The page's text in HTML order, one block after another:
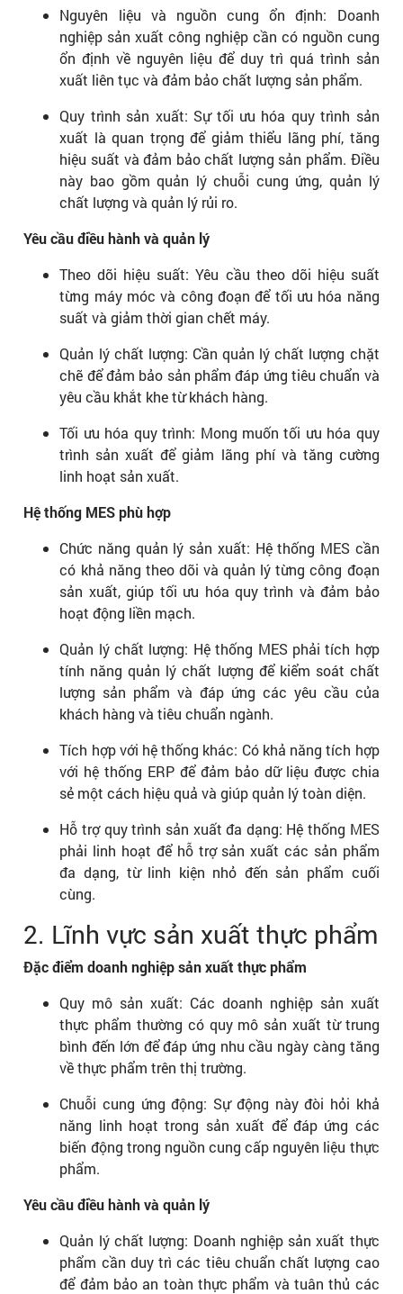
Nguyên liệu và nguồn cung ổn định: Doanh
nghiệp sản xuất công nghiệp cần có nguồn cung
ổn định về nguyên liệu để duy trì quá trình sản
xuất liên tục và đảm bảo chất lượng sản phẩm.
Quy trình sản xuất: Sự tối ưu hóa quy trình sản
xuất là quan trọng để giảm thiểu lãng phí, tăng
hiệu suất và đảm bảo chất lượng sản phẩm. Điều
này bao gồm quản lý chuỗi cung ứng, quản lý
chất lượng và quản lý rủi ro.
Yêu cầu điều hành và quản lý
Theo dõi hiệu suất: Yêu cầu theo dõi hiệu suất
từng máy móc và công đoạn để tối ưu hóa năng
suất và giảm thời gian chết máy.
Quản lý chất lượng: Cần quản lý chất lượng chặt
chẽ để đảm bảo sản phẩm đáp ứng tiêu chuẩn và
yêu cầu khắt khe từ khách hàng.
Tối ưu hóa quy trình: Mong muốn tối ưu hóa quy
trình sản xuất để giảm lãng phí và tăng cường
linh hoạt sản xuất.
Hệ thống MES phù hợp
Chức năng quản lý sản xuất: Hệ thống MES cần
có khả năng theo dõi và quản lý từng công đoạn
sản xuất, giúp tối ưu hóa quy trình và đảm bảo
hoạt động liền mạch.
Quản lý chất lượng: Hệ thống MES phải tích hợp
tính năng quản lý chất lượng để kiểm soát chất
lượng sản phẩm và đáp ứng các yêu cầu của
khách hàng và tiêu chuẩn ngành.
Tích hợp với hệ thống khác: Có khả năng tích hợp
với hệ thống ERP để đảm bảo dữ liệu được chia
sẻ một cách hiệu quả và giúp quản lý toàn diện.
Hỗ trợ quy trình sản xuất đa dạng: Hệ thống MES
phải linh hoạt để hỗ trợ sản xuất các sản phẩm
đa dạng, từ linh kiện nhỏ đến sản phẩm cuối
cùng.
2. Lĩnh vực sản xuất thực phẩm
Đặc điểm doanh nghiệp sản xuất thực phẩm
Quy mô sản xuất: Các doanh nghiệp sản xuất
thực phẩm thường có quy mô sản xuất từ trung
bình đến lớn để đáp ứng nhu cầu ngày càng tăng
về thực phẩm trên thị trường.
Chuỗi cung ứng động: Sự động này đòi hỏi khả
năng linh hoạt trong sản xuất để đáp ứng các
biến động trong nguồn cung cấp nguyên liệu thực
phẩm.
Yêu cầu điều hành và quản lý
Quản lý chất lượng: Doanh nghiệp sản xuất thực
phẩm cần duy trì các tiêu chuẩn chất lượng cao
để đảm bảo an toàn thực phẩm và tuân thủ các